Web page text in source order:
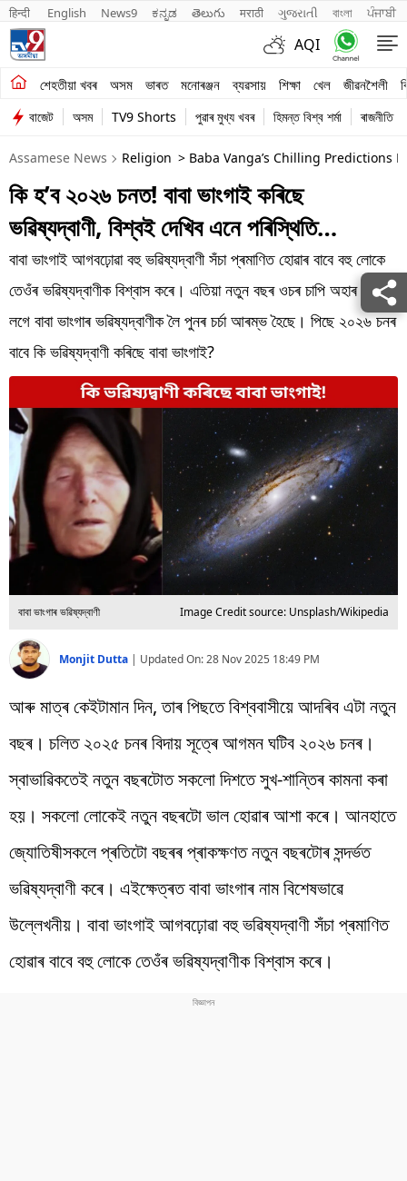
हिन्दी English News9 ಕನ್ನಡ తెలుగు मराठी ગુજરાતી বাংলা ਪੰਜਾਬੀ
AQI
শেহতীয়া খবৰ অসম ভাৰত মনোৰঞ্জন ব্যৱসায় শিক্ষা খেল জীৱনশৈলী
শেহতীয়া খবৰ
অসম
ভাৰত
মনোৰঞ্জন
ব্যৱসায়
শিক্ষা
খেল
জীৱনশৈলী
বিশ্ব
প্ৰযুক্তি
Videos
বাজেট অসম TV9 Shorts পুৱাৰ মুখ্য খবৰ হিমন্ত বিশ্ব শৰ্মা ৰাজনীতি
Assamese News Religion > Baba Vanga’s Chilling Predictions
কি হ’ব ২০২৬ চনত! বাবা ভাংগাই কৰিছে
ভৱিষ্যদ্বাণী, বিশ্বই দেখিব এনে পৰিস্থিতি…
বাবা ভাংগাই আগবঢ়োৱা বহু ভৱিষ্যদ্বাণী সঁচা প্ৰমাণিত হোৱাৰ বাবে বহু লোকে
তেওঁৰ ভৱিষ্যদ্বাণীক বিশ্বাস কৰে। এতিয়া নতুন বছৰ ওচৰ চাপি অহাৰ লগে
লগে বাবা ভাংগাৰ ভৱিষ্যদ্বাণীক লৈ পুনৰ চৰ্চা আৰম্ভ হৈছে। পিছে ২০২৬ চনৰ
বাবে কি ভৱিষ্যদ্বাণী কৰিছে বাবা ভাংগাই?
বাবা ভাংগাৰ ভৱিষ্যদ্বাণী Image Credit source: Unsplash/Wikipedia
Monjit Dutta | Updated On:28 Nov 2025 18:49 PM
আৰু মাত্ৰ কেইটামান দিন, তাৰ পিছতে বিশ্ববাসীয়ে আদৰিব এটা নতুন
বছৰ। চলিত ২০২৫ চনৰ বিদায় সূত্ৰে আগমন ঘটিব ২০২৬ চনৰ।
স্বাভাৱিকতেই নতুন বছৰটোত সকলো দিশতে সুখ-শান্তিৰ কামনা কৰা
হয়। সকলো লোকেই নতুন বছৰটো ভাল হোৱাৰ আশা কৰে। আনহাতে
জ্যোতিষীসকলে প্ৰতিটো বছৰৰ প্ৰাকক্ষণত নতুন বছৰটোৰ সন্দৰ্ভত
ভৱিষ্যদ্বাণী কৰে। এইক্ষেত্ৰত বাবা ভাংগাৰ নাম বিশেষভাৱে
উল্লেখনীয়। বাবা ভাংগাই আগবঢ়োৱা বহু ভৱিষ্যদ্বাণী সঁচা প্ৰমাণিত
হোৱাৰ বাবে বহু লোকে তেওঁৰ ভৱিষ্যদ্বাণীক বিশ্বাস কৰে।